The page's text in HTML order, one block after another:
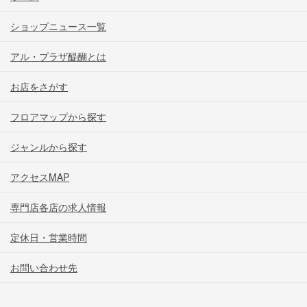
ショップニュース一覧
アル・プラザ醍醐とは
お店をさがす
フロアマップから探す
ジャンルから探す
アクセスMAP
専門店各店の求人情報
定休日・営業時間
お問い合わせ先